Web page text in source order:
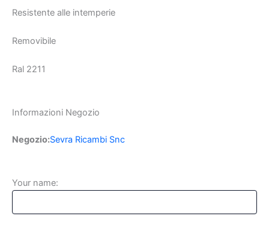
Resistente alle intemperie
Removibile
Ral 2211
Informazioni Negozio
Negozio:Sevra Ricambi Snc
Your name: